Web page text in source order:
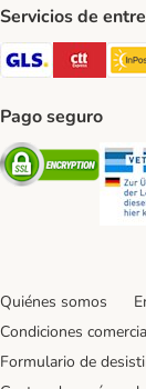
Servicios de
GLS
Pago seguro
Quiénes somos
Condiciones
Formulario de